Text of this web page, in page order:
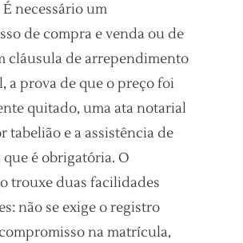
necessário um
de compra e venda ou de
cláusula de arrependimento
a prova de que o preço foi
quitado, uma ata notarial
tabelião e a assistência de
que é obrigatória. O
trouxe duas facilidades
não se exige o registro
na matrícula,